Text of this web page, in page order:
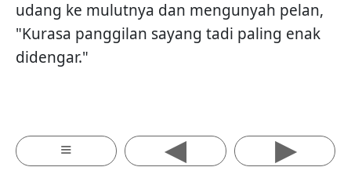
udang ke mulutnya dan mengunyah pelan,
"Kurasa panggilan sayang tadi paling enak
didengar."
≡ ◂ ▸